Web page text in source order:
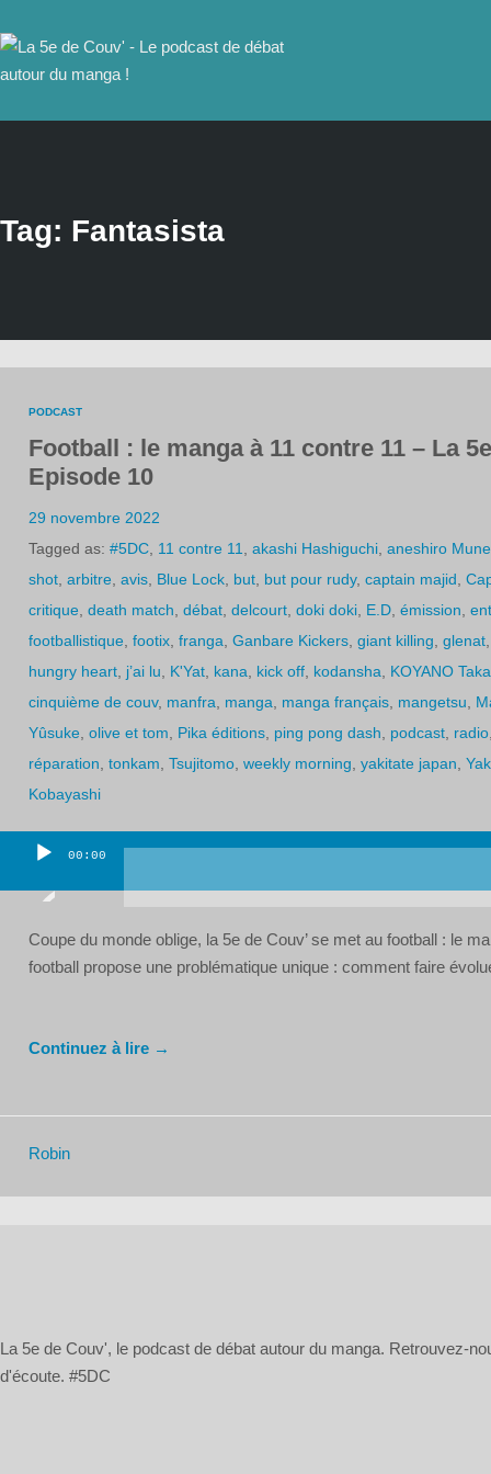
Tag: Fantasista
PODCAST
Football : le manga à 11 contre 11 – La
Episode 10
29 novembre 2022
Tagged as: #5DC, 11 contre 11 akashi Hashiguchi, aneshiro
shot, arbitre, avis, Blue Lock, but, but pour rudy, captain majid
critique, death match débat, delcourt, doki doki, E.D, émission
footballistique, footix, franga Ganbare Kickers, giant killing glenat
hungry heart, j’ai lu K'Yat, kana kick off, kodansha
KOYANO
cinquième de couv, manfra manga manga français, mangetsu
Yûsuke, olive et tom Pika éditions, ping pong dash podcast, radio
réparation tonkam Tsujitomo, weekly morning yakitate japan
Kobayashi
00:00
Coupe du monde oblige, la 5e de Couv’ se met au football : le
football propose une problématique unique : comment faire
Continuez à lire →
Robin
La 5e de Couv', le podcast de débat autour du manga. Retrouvez-
d'écoute. #5DC